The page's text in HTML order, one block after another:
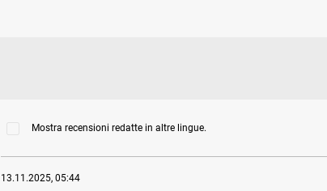
Mostra recensioni redatte in altre lingue.
13.11.2025, 05:44